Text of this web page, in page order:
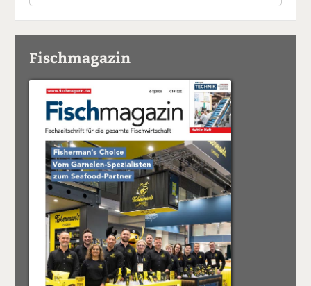
Fischmagazin